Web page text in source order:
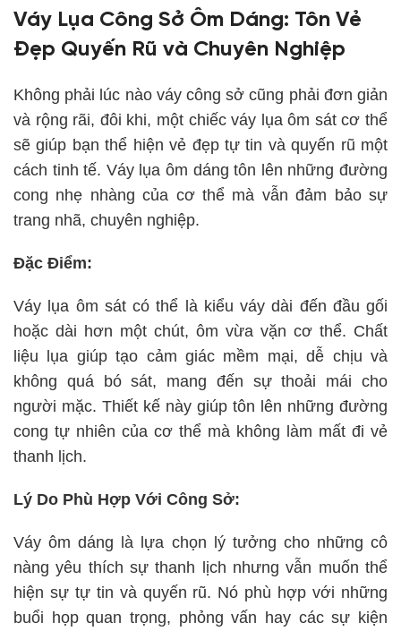
Váy Lụa Công Sở Ôm Dáng: Tôn Vẻ
Đẹp Quyến Rũ và Chuyên Nghiệp
Không phải lúc nào váy công sở cũng phải đơn giản
và rộng rãi, đôi khi, một chiếc váy lụa ôm sát cơ thể
sẽ giúp bạn thể hiện vẻ đẹp tự tin và quyến rũ một
cách tinh tế. Váy lụa ôm dáng tôn lên những đường
cong nhẹ nhàng của cơ thể mà vẫn đảm bảo sự
trang nhã, chuyên nghiệp.
Đặc Điểm:
Váy lụa ôm sát có thể là kiểu váy dài đến đầu gối
hoặc dài hơn một chút, ôm vừa vặn cơ thể. Chất
liệu lụa giúp tạo cảm giác mềm mại, dễ chịu và
không quá bó sát, mang đến sự thoải mái cho
người mặc. Thiết kế này giúp tôn lên những đường
cong tự nhiên của cơ thể mà không làm mất đi vẻ
thanh lịch.
Lý Do Phù Hợp Với Công Sở:
Váy ôm dáng là lựa chọn lý tưởng cho những cô
nàng yêu thích sự thanh lịch nhưng vẫn muốn thể
hiện sự tự tin và quyến rũ. Nó phù hợp với những
buổi họp quan trọng, phỏng vấn hay các sự kiện